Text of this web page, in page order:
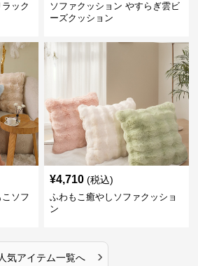
ック
ソファクッション やすらぎ雲ビ
ーズクッション
ソフ
¥4,710 (税込)
ふわもこ癒やしソファクッショ
ン
人気アイテム一覧へ ›